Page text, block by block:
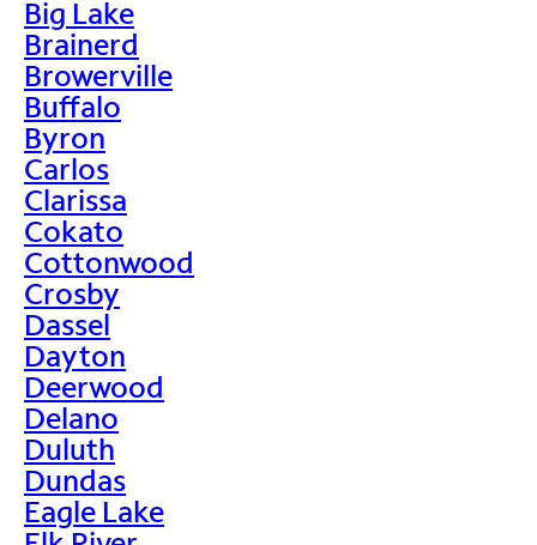
Big Lake
Brainerd
Browerville
Buffalo
Byron
Carlos
Clarissa
Cokato
Cottonwood
Crosby
Dassel
Dayton
Deerwood
Delano
Duluth
Dundas
Eagle Lake